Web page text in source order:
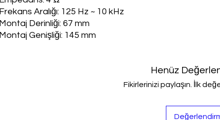
Frekans Aralığı: 125 Hz ~ 10 kHz
Montaj Derinliği: 67 mm
Montaj Genişliği: 145 mm
Henüz
Fikirlerinizi paylaşın. İlk